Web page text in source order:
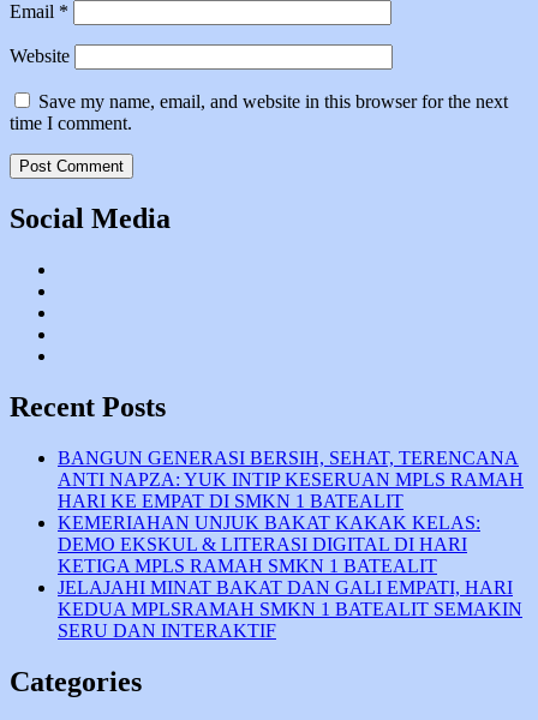
Email *
Website
Save my name, email, and website in this browser for the next
time I comment.
Social Media
Recent Posts
BANGUN GENERASI BERSIH, SEHAT, TERENCANA
ANTI NAPZA: YUK INTIP KESERUAN MPLS RAMAH
HARI KE EMPAT DI SMKN 1 BATEALIT
KEMERIAHAN UNJUK BAKAT KAKAK KELAS:
DEMO EKSKUL & LITERASI DIGITAL DI HARI
KETIGA MPLS RAMAH SMKN 1 BATEALIT
JELAJAHI MINAT BAKAT DAN GALI EMPATI, HARI
KEDUA MPLSRAMAH SMKN 1 BATEALIT SEMAKIN
SERU DAN INTERAKTIF
Categories